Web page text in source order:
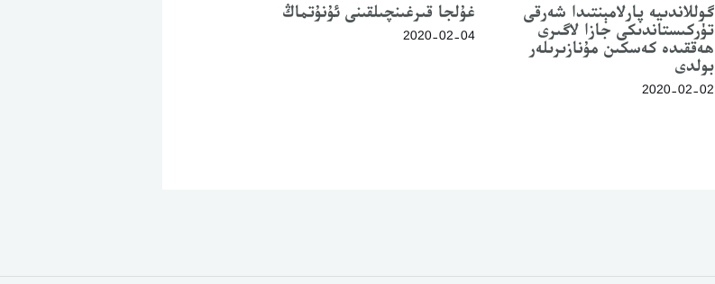
گوللاندىيە پارلامېنتىدا شەرقى
تۈركىستاندىكى جازا لاگىرى
ھەققىدە كەسكىن مۇنازىرىلەر
بولدى
2020-02-02
غۇلجا قىرغىنچىلقىنى ئۇنۇتماڭ
2020-02-04